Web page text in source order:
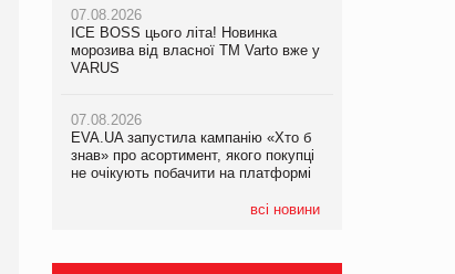
07.08.2026
ICE BOSS цього літа! Новинка
морозива від власної ТМ Varto вже у
VARUS
07.08.2026
EVA.UA запустила кампанію «Хто б
знав» про асортимент, якого покупці
не очікують побачити на платформі
всі новини
07.08.2026
ICE BOSS цього літа! Новинка
морозива від власної ТМ Varto вже у
VARUS
07.08.2026
EVA.UA запустила кампанію «Хто б
знав» про асортимент, якого покупці
не очікують побачити на платформі
07.08.2026
Франція заборонила рекламні дзвінки